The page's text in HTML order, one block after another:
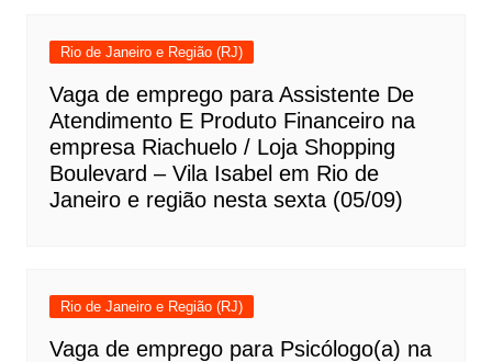
Rio de Janeiro e Região (RJ)
Vaga de emprego para Assistente De
Atendimento E Produto Financeiro na
empresa Riachuelo / Loja Shopping
Boulevard – Vila Isabel em Rio de
Janeiro e região nesta sexta (05/09)
Rio de Janeiro e Região (RJ)
Vaga de emprego para Psicólogo(a) na